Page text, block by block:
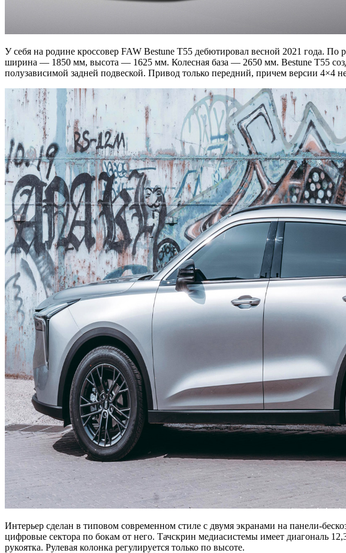
У себя на родине кроссовер FAW Bestune T55 дебютировал весной 2021 года.
ширина — 1850 мм, высота — 1625 мм. Колесная база — 2650 мм. Bestune T55
полузависимой задней подвеской. Привод только передний, причем версии 4×4
Интерьер сделан в типовом современном стиле с двумя экранами на панели-
цифровые сектора по бокам от него. Тачскрин медиасистемы имеет диагональ
рукоятка. Рулевая колонка регулируется только по высоте.